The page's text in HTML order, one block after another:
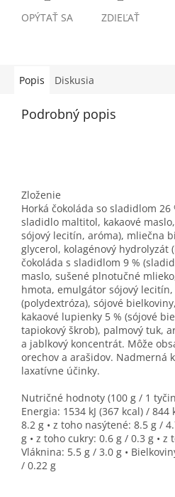
OPÝTAŤ SA ZDIEĽAŤ
Popis Diskusia
Podrobný popis
Zloženie
Horká čokoláda so sladidlom 26
sladidlo maltitol, kakaové
sójový lecitín, aróma), mliečna
glycerol, kolagénový hydrolyzát
čokoláda s sladidlom 9 %
maslo, sušené plnotučné
hmota, emulgátor sójový
(polydextróza), sójové
kakaové lupienky 5 % (sójové
tapiokový škrob), palmový tuk,
a jablkový koncentrát. Môže
orechov a arašidov. Nadmerná
laxatívne účinky.
Nutričné hodnoty (100 g / 1
Energia: 1534 kJ (367 kcal) / 844
8.2 g • z toho nasýtené: 8.5 g /
g • z toho cukry: 0.6 g / 0.3 g • z
Vláknina: 5.5 g / 3.0 g •
/ 0.22 g